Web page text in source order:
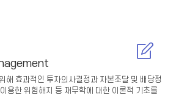
해 효과적인 투자의사결정과 자본조달 및 배당정
용한 위험해지 등 재무학에 대한 이론적 기초를